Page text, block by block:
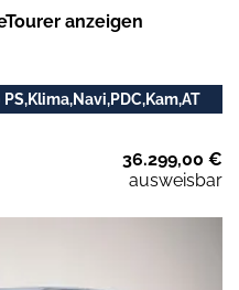
anzeigen
36.299,00 €
ausweisbar